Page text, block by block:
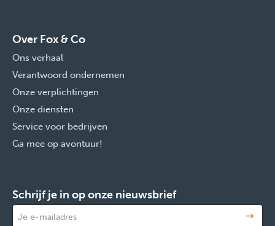
Over Fox & Co
Ons verhaal
Verantwoord ondernemen
Onze verplichtingen
Onze diensten
Service voor bedrijven
Ga mee op avontuur!
Schrijf je in op onze nieuwsbrief